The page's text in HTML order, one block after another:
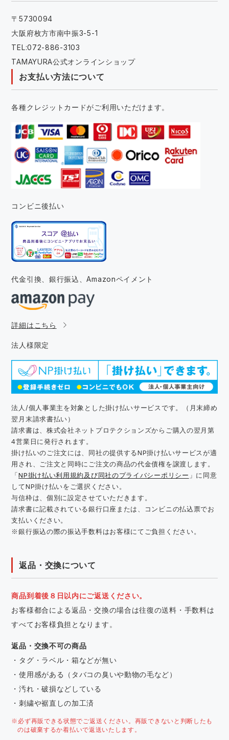
〒5730094
大阪府枚方市南中振3-5-1
TEL:072-886-3103
TAMAYURA公式オンラインショップ
お支払い方法について
各種クレジットカードがご利用いただけます。
コンビニ後払い
代金引換、銀行振込、Amazonペイメント
詳細はこちら
法人様限定
法人/個人事業主を対象とした掛け払いサービスです。（月末締め
翌月末請求書払い）
請求書は、株式会社ネットプロテクションズからご購入の翌月第
4営業日に発行されます。
掛け払いのご注文には、同社の提供するNP掛け払いサービスが適
用され、ご注文と同時にご注文の商品の代金債権を譲渡します。
「NP掛け払い利用規約及び同社のプライバシーポリシー 」に同意
してNP掛け払いをご選択ください。
与信枠は、個別に設定させていただきます。
請求書に記載されている銀行口座または、コンビニの払込票でお
支払いください。
※銀行振込の際の振込手数料はお客様にてご負担ください。
返品・交換について
商品到着後８日以内にご返送ください。
お客様都合による返品・交換の場合は往復の送料・手数料は
すべてお客様負担となります。
返品・交換不可の商品
・タグ・ラベル・箱などが無い
・使用感がある（タバコの臭いや動物の毛など）
・汚れ・破損などしている
・刺繍や裾直しの加工済
※必ず再販できる状態でご返送ください。再販できないと判断したも
のは破棄するか着払いで返送いたします。